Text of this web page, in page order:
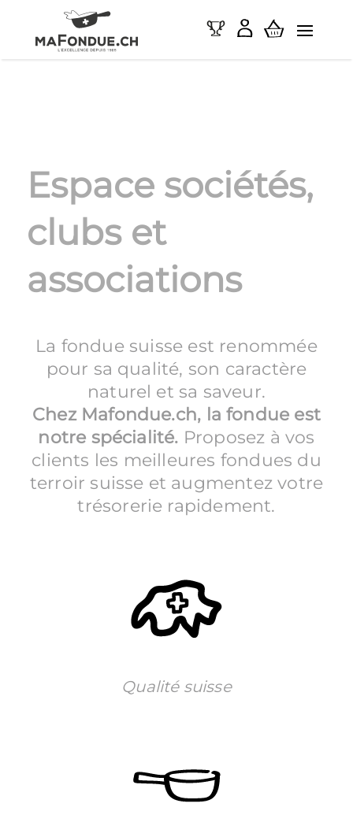
Espace sociétés,
clubs et
associations
La fondue suisse est renommée
pour sa qualité, son caractère
naturel et sa saveur.
Chez Mafondue.ch, la fondue est
notre spécialité. Proposez à vos
clients les meilleures fondues du
terroir suisse et augmentez votre
trésorerie rapidement.
Qualité suisse